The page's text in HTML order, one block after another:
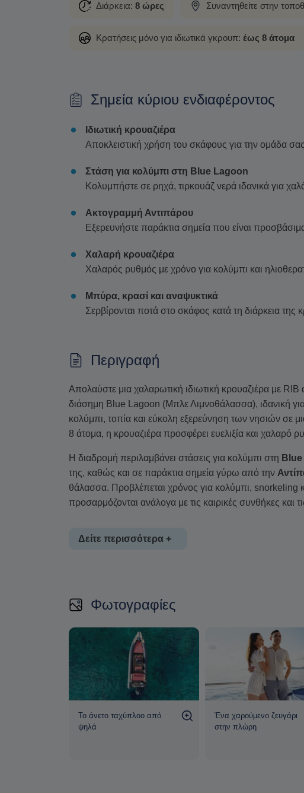
Διάρκεια: 8 ώρες Συναντηθείτε στην
Κρατήσεις μόνο για ιδιωτικά γκρουπ: έως 8 άτομα
Σημεία κύριου ενδιαφέροντος
Ιδιωτική κρουαζιέρα
Αποκλειστική χρήση του σκάφους για την ομάδα
Στάση για κολύμπι στη Blue Lagoon
Κολυμπήστε σε ρηχά, τιρκουάζ νερά ιδανικά για
Ακτογραμμή Αντιπάρου
Εξερευνήστε παράκτια σημεία που είναι
Χαλαρή κρουαζιέρα
Χαλαρός ρυθμός με χρόνο για κολύμπι και
Μπύρα, κρασί και αναψυκτικά
Σερβίρονται ποτά στο σκάφος κατά τη διάρκεια της
Περιγραφή
Απολαύστε μια χαλαρωτική ιδιωτική κρουαζιέρα με
διάσημη Blue Lagoon (Μπλε Λιμνοθάλασσα), ιδανική
κολύμπι, τοπία και εύκολη εξερεύνηση των νησιών σε
8 άτομα, η κρουαζιέρα προσφέρει ευελιξία και χαλαρό
Η διαδρομή περιλαμβάνει στάσεις για κολύμπι στη
της, καθώς και σε παράκτια σημεία γύρω από την
θάλασσα. Προβλέπεται χρόνος για κολύμπι, snorkeling
προσαρμόζονται ανάλογα με τις καιρικές συνθήκες και
Δείτε περισσότερα +
λιμάνι της Πούντας, και η εμπειρία πραγματοποιείται
Φωτογραφίες
Το άνετο ταχύπλοο από
ψηλά
Ένα χαρούμενο ζευγάρι
στην πλώρη